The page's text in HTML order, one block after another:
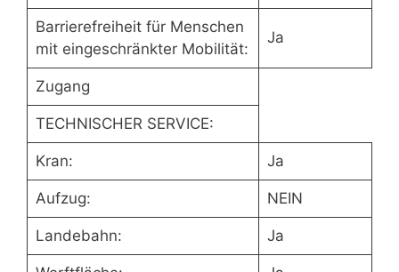
Barrierefreiheit für Menschen
mit eingeschränkter Mobilität:
Ja
Zugang
TECHNISCHER SERVICE:
Kran: Ja
Aufzug: NEIN
Landebahn: Ja